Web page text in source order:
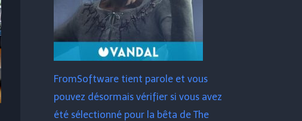
FromSoftware tient parole et vous
pouvez désormais vérifier si vous avez
été sélectionné pour la bêta de The